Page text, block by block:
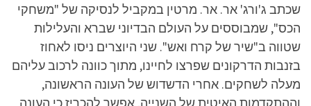
שכתב ג'ורג' אר. אר. מרטין במקביל לנסיקה של "משחקי
הכס", שמבוססים על העולם הבדיוני שברא והעלילות
שטווה ב"שיר של קרח ואש". שני היוצרים ניסו לאחוז
בזנבות הדרקונים שפרצו לחיינו, מתוך כוונה לרכוב עליהם
מעלה לשחקים. אחרי הדשדוש של העונה הראשונה,
וההתקדמות האיטית של השנייה, אפשר להכריז כי העונה